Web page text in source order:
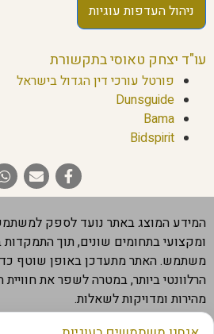
ניהול העדפות עוגיות
עו"ד יצחק טאוסי בתקשורת
פורטל עורכי דין הגדול בישראל
Dunsguide
Bama
Bidspirit
המידע המוצג באתר נועד לספק
ומקצועי בתחומים שונים, תוך
משתמש. האתר מתעדכן באופן שוטף
הרלוונטי ביותר, במטרה לשפר את
מהירות ומדויקות לשאלות.
חשוב להבהיר שהמידע המוצג באתר